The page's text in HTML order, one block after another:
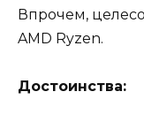
Впрочем,
AMD Ryzen.
Достоинства: